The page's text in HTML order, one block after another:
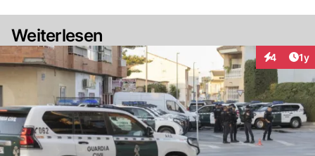
Weiterlesen
4 1y